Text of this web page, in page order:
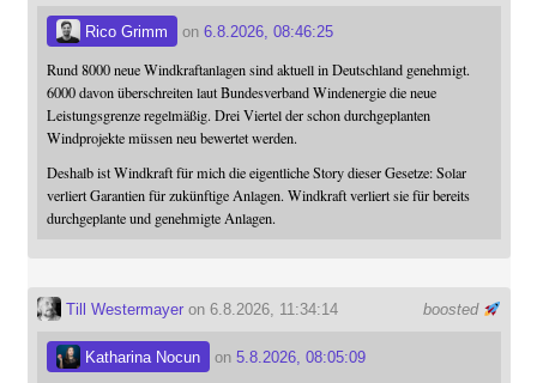
Rico Grimm on 6.8.2026, 08:46:25
Rund 8000 neue Windkraftanlagen sind aktuell in Deutschland genehmigt.
6000 davon überschreiten laut Bundesverband Windenergie die neue
Leistungsgrenze regelmäßig. Drei Viertel der schon durchgeplanten
Windprojekte müssen neu bewertet werden.
Deshalb ist Windkraft für mich die eigentliche Story dieser Gesetze: Solar
verliert Garantien für zukünftige Anlagen. Windkraft verliert sie für bereits
durchgeplante und genehmigte Anlagen.
boosted
Till Westermayeron 6.8.2026, 11:34:14
Katharina Nocun on 5.8.2026, 08:05:09